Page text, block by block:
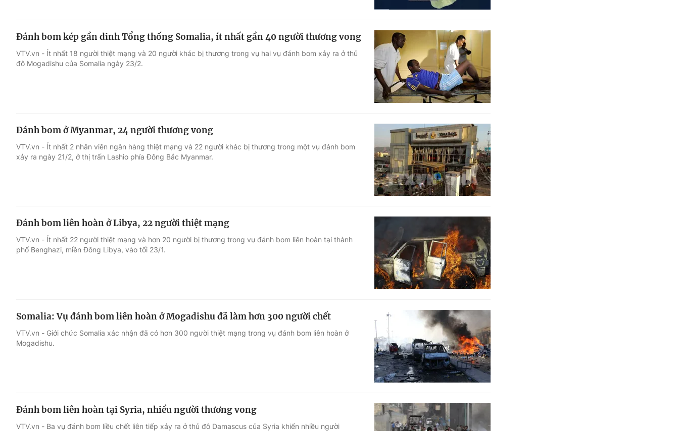
Đánh bom kép gần dinh Tổng thống Somalia, ít nhất gần 40 người thương vong
VTV.vn - Ít nhất 18 người thiệt mạng và 20 người khác bị thương trong vụ hai vụ đánh bom xảy ra ở thủ
đô Mogadishu của Somalia ngày 23/2.
Đánh bom ở Myanmar, 24 người thương vong
VTV.vn - Ít nhất 2 nhân viên ngân hàng thiệt mạng và 22 người khác bị thương trong một vụ đánh bom
xảy ra ngày 21/2, ở thị trấn Lashio phía Đông Bắc Myanmar.
Đánh bom liên hoàn ở Libya, 22 người thiệt mạng
VTV.vn - Ít nhất 22 người thiệt mạng và hơn 20 người bị thương trong vụ đánh bom liên hoàn tại thành
phố Benghazi, miền Đông Libya, vào tối 23/1.
Somalia: Vụ đánh bom liên hoàn ở Mogadishu đã làm hơn 300 người chết
VTV.vn - Giới chức Somalia xác nhận đã có hơn 300 người thiệt mạng trong vụ đánh bom liên hoàn ở
Mogadishu.
Đánh bom liên hoàn tại Syria, nhiều người thương vong
VTV.vn - Ba vụ đánh bom liều chết liên tiếp xảy ra ở thủ đô Damascus của Syria khiến nhiều người